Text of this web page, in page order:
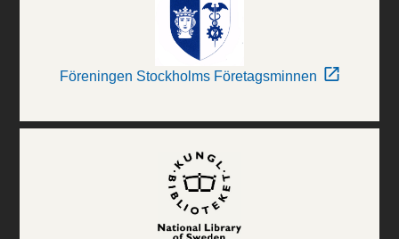
Föreningen Stockholms Företagsminnen